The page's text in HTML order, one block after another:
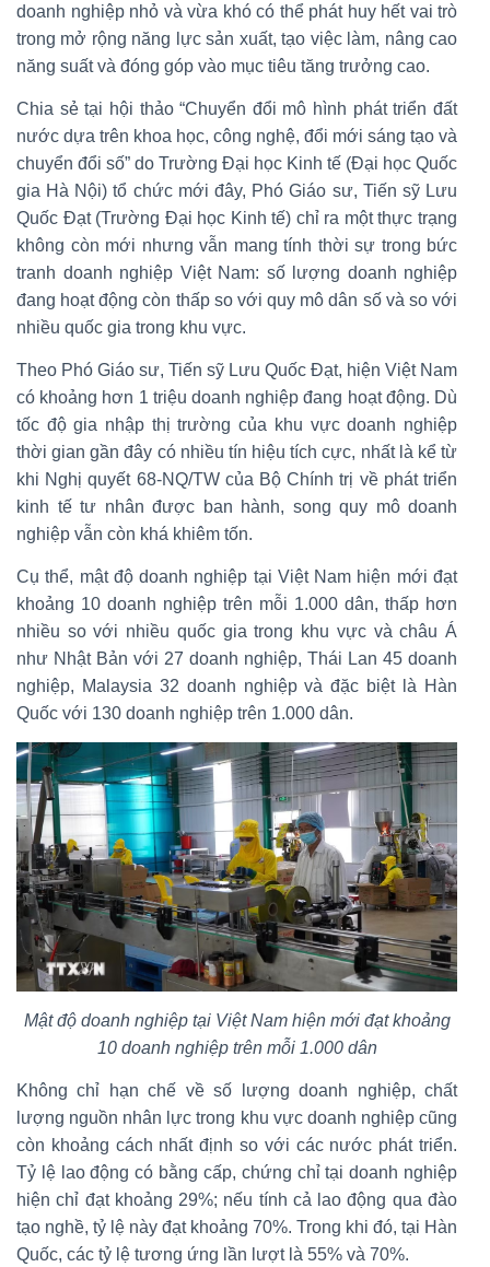
doanh nghiệp nhỏ và vừa khó có thể phát huy hết vai trò
trong mở rộng năng lực sản xuất, tạo việc làm, nâng cao
năng suất và đóng góp vào mục tiêu tăng trưởng cao.
Chia sẻ tại hội thảo “Chuyển đổi mô hình phát triển đất
nước dựa trên khoa học, công nghệ, đổi mới sáng tạo và
chuyển đổi số” do Trường Đại học Kinh tế (Đại học Quốc
gia Hà Nội) tổ chức mới đây, Phó Giáo sư, Tiến sỹ Lưu
Quốc Đạt (Trường Đại học Kinh tế) chỉ ra một thực trạng
không còn mới nhưng vẫn mang tính thời sự trong bức
tranh doanh nghiệp Việt Nam: số lượng doanh nghiệp
đang hoạt động còn thấp so với quy mô dân số và so với
nhiều quốc gia trong khu vực.
Theo Phó Giáo sư, Tiến sỹ Lưu Quốc Đạt, hiện Việt Nam
có khoảng hơn 1 triệu doanh nghiệp đang hoạt động. Dù
tốc độ gia nhập thị trường của khu vực doanh nghiệp
thời gian gần đây có nhiều tín hiệu tích cực, nhất là kể từ
khi Nghị quyết 68-NQ/TW của Bộ Chính trị về phát triển
kinh tế tư nhân được ban hành, song quy mô doanh
nghiệp vẫn còn khá khiêm tốn.
Cụ thể, mật độ doanh nghiệp tại Việt Nam hiện mới đạt
khoảng 10 doanh nghiệp trên mỗi 1.000 dân, thấp hơn
nhiều so với nhiều quốc gia trong khu vực và châu Á
như Nhật Bản với 27 doanh nghiệp, Thái Lan 45 doanh
nghiệp, Malaysia 32 doanh nghiệp và đặc biệt là Hàn
Quốc với 130 doanh nghiệp trên 1.000 dân.
Mật độ doanh nghiệp tại Việt Nam hiện mới đạt khoảng
10 doanh nghiệp trên mỗi 1.000 dân
Không chỉ hạn chế về số lượng doanh nghiệp, chất
lượng nguồn nhân lực trong khu vực doanh nghiệp cũng
còn khoảng cách nhất định so với các nước phát triển.
Tỷ lệ lao động có bằng cấp, chứng chỉ tại doanh nghiệp
hiện chỉ đạt khoảng 29%; nếu tính cả lao động qua đào
tạo nghề, tỷ lệ này đạt khoảng 70%. Trong khi đó, tại Hàn
Quốc, các tỷ lệ tương ứng lần lượt là 55% và 70%.